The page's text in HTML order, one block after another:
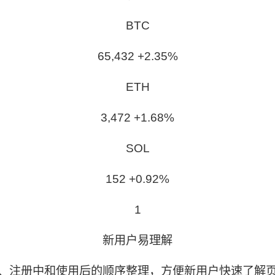
BTC
65,432 +2.35%
ETH
3,472 +1.68%
SOL
152 +0.92%
1
新用户易理解
注册中和使用后的顺序整理，方便新用户快速了解